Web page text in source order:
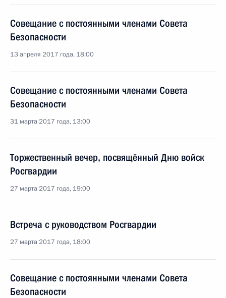
Совещание с постоянными членами Совета
Безопасности
13 апреля 2017 года, 18:00
Совещание с постоянными членами Совета
Безопасности
31 марта 2017 года, 13:00
Торжественный вечер, посвящённый Дню войск
Росгвардии
27 марта 2017 года, 19:00
Встреча с руководством Росгвардии
27 марта 2017 года, 18:00
Совещание с постоянными членами Совета
Безопасности